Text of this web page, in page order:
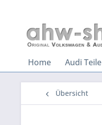
Home Audi Teile
Übersicht